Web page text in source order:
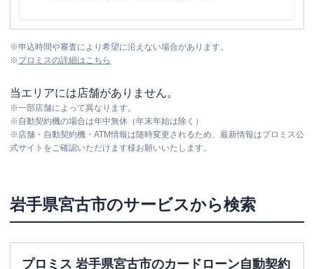
※申込時間や審査により希望に沿えない場合があります。
※プロミスの詳細はこちら
当エリアには店舗がありません。
※一部店舗によって異なります。
※自動契約機の場合は年中無休（年末年始は除く）
※店舗・自動契約機・ATM情報は随時変更されるため、最新情報はプロミス公
式サイトをご確認いただけます様お願いいたします。
岩手県宮古市のサービスから検索
プロミス 岩手県宮古市のカードローン自動契約